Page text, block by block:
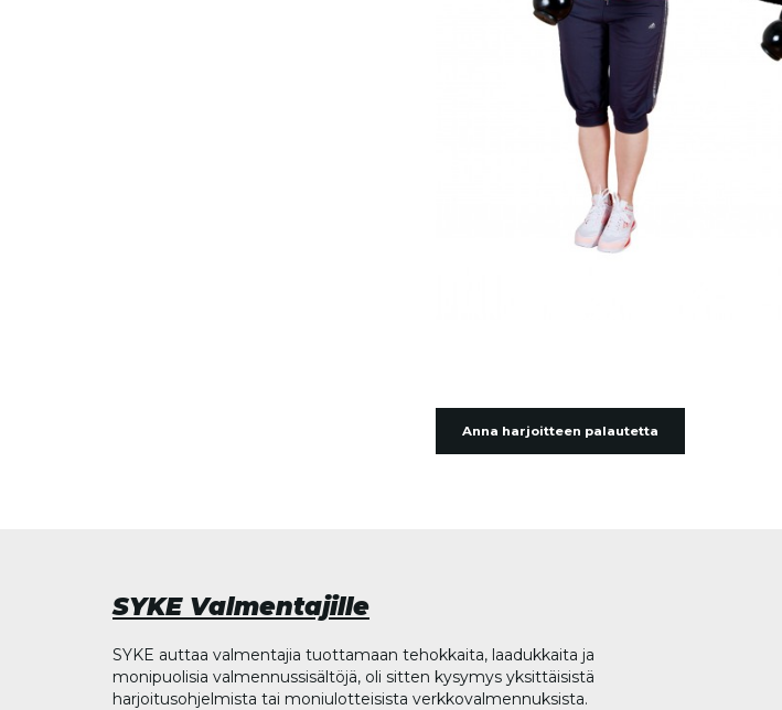
Anna harjoitteen palautetta
SYKE Valmentajille
SYKE auttaa valmentajia tuottamaan tehokkaita, laadukkaita ja
monipuolisia valmennussisältöjä, oli sitten kysymys yksittäisistä
harjoitusohjelmista tai moniulotteisista verkkovalmennuksista.